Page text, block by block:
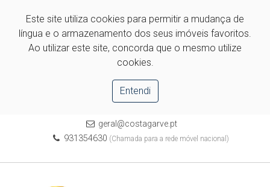
Este site utiliza cookies para permitir a mudança de
língua e o armazenamento dos seus imóveis favoritos.
Ao utilizar este site, concorda que o mesmo utilize
cookies.
Entendi
geral@costagarve.pt
931354630 (Chamada para a rede móvel nacional)